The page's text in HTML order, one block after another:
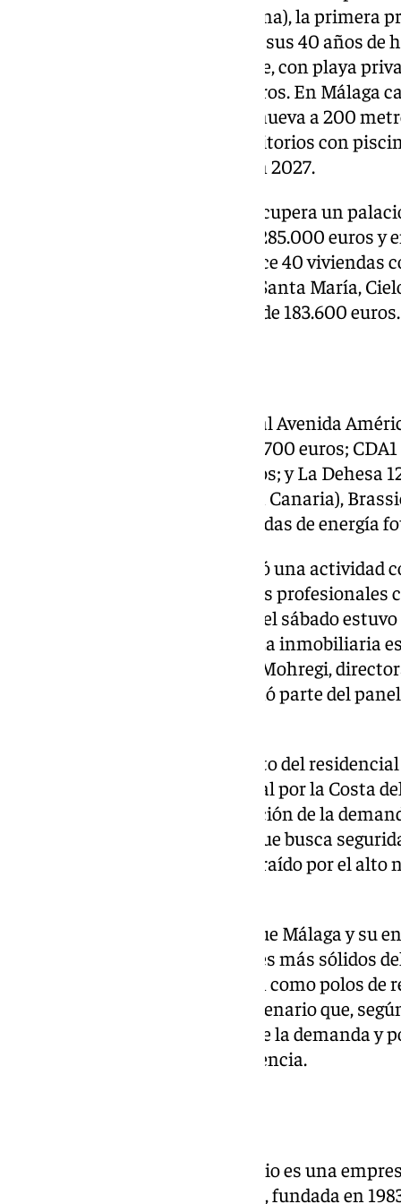
Cap Cana (República Dominicana), la
comercializada por GILMAR en sus 40 años
apartahotel frente al mar Caribe, con playa
rooftop 360°. Desde 290.000 euros. En Málaga
combina rehabilitación y obra nueva a 200
viviendas de uno a cuatro dormitorios con
desde 895.000 euros, entrega en 2027.
En Cádiz, Plaza de España 12 recupera un
viviendas con domótica, desde 285.000 euros
(Sevilla), Mirador de Sevilla ofrece 40 viviendas
144.000 euros. En El Puerto de Santa María,
piscina y terrazas privadas, desde 183.600 euros.
En Madrid, destacan Residencial Avenida
LC26 en Alcobendas, desde 407.700 euros;
de los Reyes, desde 160.700 euros; y La
entrega en 2027. En Telde (Gran Canaria),
la sostenibilidad con villas dotadas de energía
El stand de la compañía registró una actividad
de la feria. Mientras las jornadas profesionales
sector e inversores, la jornada del sábado
finales y pequeños inversores. La inmobiliaria
programa profesional. Setareh Mohregi,
Internacional de GILMAR, formó parte del
Su análisis abordó el crecimiento del
flexible y el interés internacional por la Costa
apuntan a una clara segmentación de la
2025: un comprador nacional que busca
un comprador internacional atraído por el alto
Ambas dinámicas confirman que Málaga y su
uno de los destinos residenciales más sólidos
Estepona refuerzan su posición como polos de
premium internacional. Un escenario que,
marcado por la consolidación de la demanda y
proyectos de alta calidad y eficiencia.
GILMAR Consulting Inmobiliario es una
inmobiliaria, de capital español, fundada en